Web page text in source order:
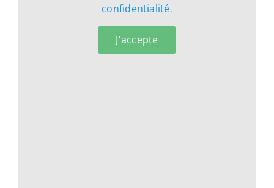
confidentialité.
J'accepte